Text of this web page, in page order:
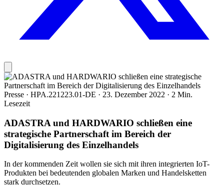
Presse · HPA.221223.01-DE · 23. Dezember 2022 · 2 Min.
Lesezeit
ADASTRA und HARDWARIO schließen eine
strategische Partnerschaft im Bereich der
Digitalisierung des Einzelhandels
In der kommenden Zeit wollen sie sich mit ihren integrierten IoT-
Produkten bei bedeutenden globalen Marken und Handelsketten
stark durchsetzen.